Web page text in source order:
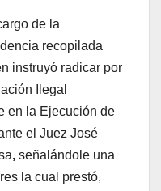
de la
recopilada
instruyó radicar por
Ilegal
en la Ejecución de
el Juez José
, señalándole una
la cual prestó,